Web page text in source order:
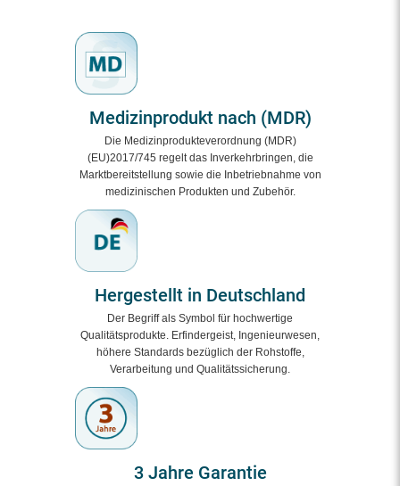
Medizinprodukt nach (MDR)
Die Medizinprodukteverordnung (MDR)
(EU)2017/745 regelt das Inverkehrbringen, die
Marktbereitstellung sowie die Inbetriebnahme von
medizinischen Produkten und Zubehör.
Hergestellt in Deutschland
Der Begriff als Symbol für hochwertige
Qualitätsprodukte. Erfindergeist, Ingenieurwesen,
höhere Standards bezüglich der Rohstoffe,
Verarbeitung und Qualitätssicherung.
3 Jahre Garantie